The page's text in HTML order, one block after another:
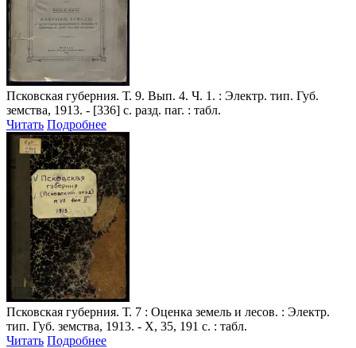
Псковская губерния. Т. 9. Вып. 4. Ч. 1. : Электр. тип. Губ.
земства, 1913. - [336] с. разд. паг. : табл.
Читать Подробнее
Псковская губерния. Т. 7 : Оценка земель и лесов. : Электр.
тип. Губ. земства, 1913. - X, 35, 191 с. : табл.
Читать Подробнее